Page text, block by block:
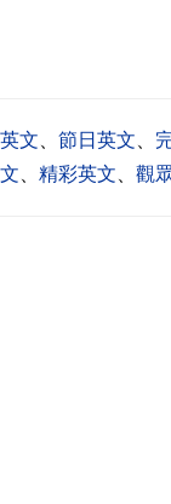
文 節日英文
精彩英文 觀